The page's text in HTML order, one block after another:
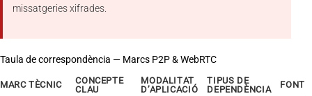
missatgeries xifrades.
Taula de correspondència — Marcs P2P & WebRTC
MARC TÈCNIC
CONCEPTE
CLAU
MODALITAT
D’APLICACIÓ
TIPUS DE
DEPENDÈNCIA
FONT